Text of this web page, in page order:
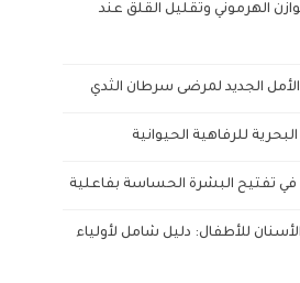
الهرموني وتقليل القلق عند
الأمل الجديد لمرضى سرطان الثدي
للرفاهية الحيوانية
في تفتيح البشرة الحساسة بفاعلية
للأطفال: دليل شامل لأولياء